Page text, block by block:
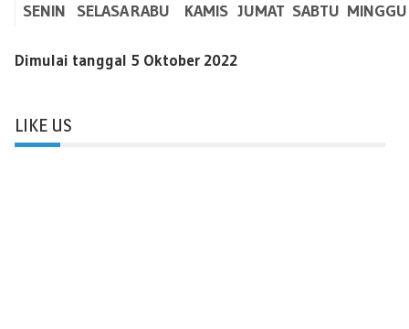
SENIN SELASARABU KAMIS JUMAT SABTU MINGGU
Dimulai tanggal 5 Oktober 2022
LIKE US